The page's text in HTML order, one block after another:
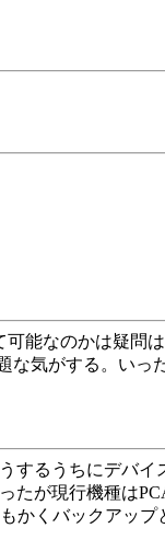
能なのかは疑問
な気がする。いっ
するうちにデバイ
たが現行機種は
かくバックアップ